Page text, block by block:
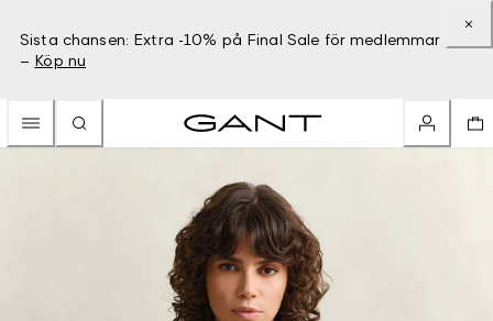
Sista chansen: Extra -10% på Final Sale för medlemmar
– Köp nu